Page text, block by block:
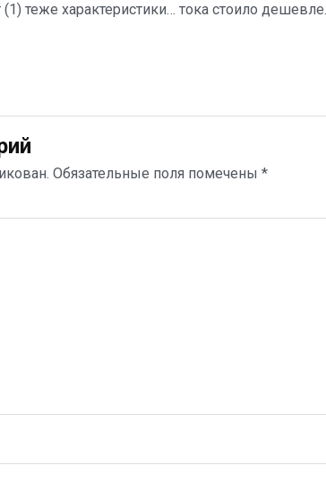
теже характеристики… тока стоило дешевле.
Обязательные поля помечены *